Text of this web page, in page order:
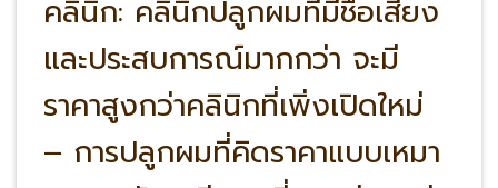
คลินิก: คลินิกปลูกผมที่มีชื่อเสียง
และประสบการณ์มากกว่า จะมี
ราคาสูงกว่าคลินิกที่เพิ่งเปิดใหม่
– การปลูกผมที่คิดราคาแบบเหมา